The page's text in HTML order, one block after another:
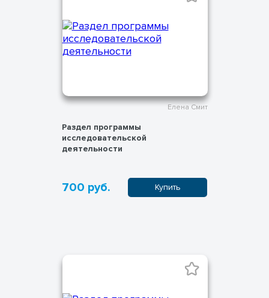
Елена Смит
Раздел программы
исследовательской
деятельности
700 руб. Купить